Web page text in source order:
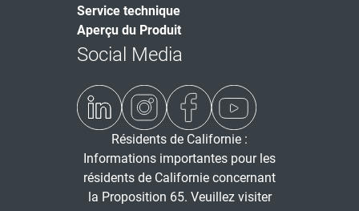
Service technique
Aperçu du Produit
Social Media
Résidents de Californie :
Informations importantes pour les
résidents de Californie concernant
la Proposition 65. Veuillez visiter